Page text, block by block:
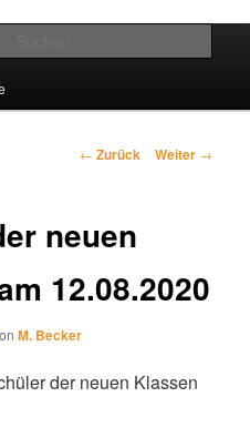
Walbachtal
ein Weg
Beitrags-
← Zurück Weiter →
neuen
12.08.2020
M. Becker
der neuen Klassen